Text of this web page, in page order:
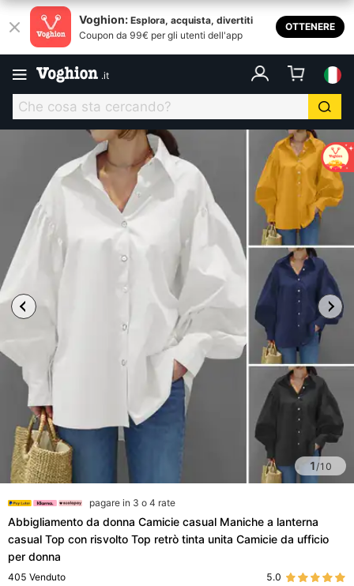
Voghion: Esplora, acquista, divertiti
Coupon da 99€ per gli utenti dell'app
OTTENERE
.it
1/10
pagare in 3 o 4 rate
Abbigliamento da donna Camicie casual Maniche a lanterna
casual Top con risvolto Top retrò tinta unita Camicie da ufficio
per donna
405 Venduto 5.0